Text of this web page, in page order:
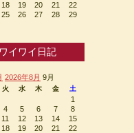
18 19 20 21
22
25 26 27 28
29
イワイ日記
2026年8月 9月
火 水 木 金 土
1
4 5 6 7
8
11 12 13 14
15
18 19 20 21
22